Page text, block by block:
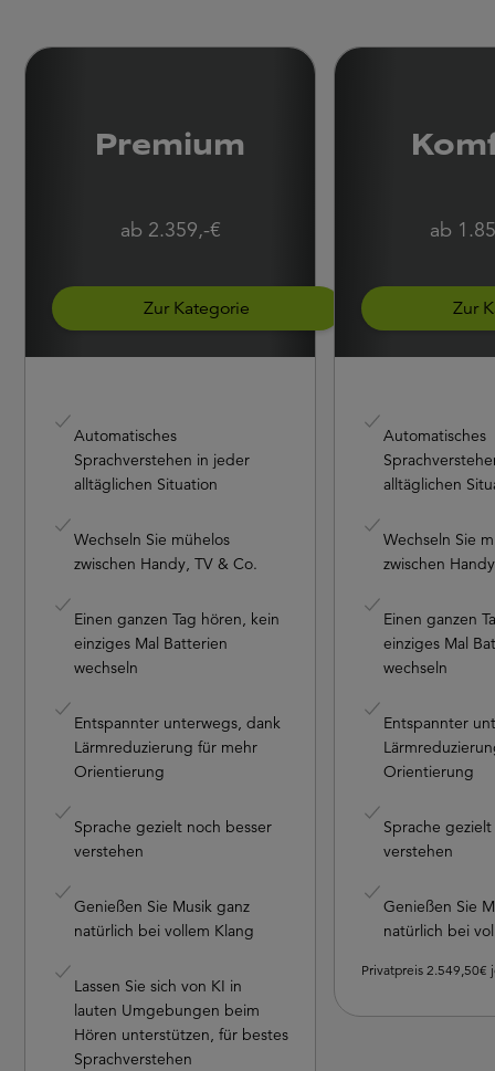
Premium
ab 2.359,-€
Zur Kategorie
Automatisches
Sprachverstehen in jeder
alltäglichen Situation
Wechseln Sie mühelos
zwischen Handy, TV & Co.​
Einen ganzen Tag hören, kein
einziges Mal Batterien
wechseln
Entspannter unterwegs, dank
Lärmreduzierung für mehr
Orientierung
Sprache gezielt noch besser
verstehen
Genießen Sie Musik ganz
natürlich bei vollem Klang
Lassen Sie sich von KI in
lauten Umgebungen beim
Hören unterstützen, für bestes
Sprachverstehen
ab
Zur
Automatisches
alltäglichen
Wechseln Sie
zwischen
Einen ganzen
einziges Mal
wechseln
Entspannter
Orientierung
Sprache
verstehen
Genießen Sie
natürlich bei
Privatpreis 2.549,50€